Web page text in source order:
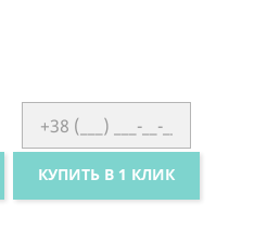
КУПИТЬ В 1 КЛИК